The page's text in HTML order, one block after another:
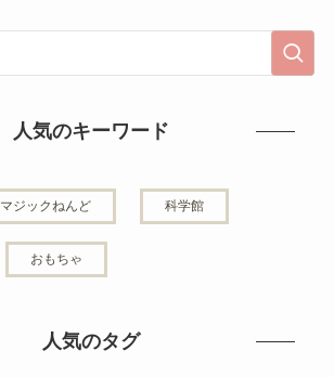
人気のキーワード
マジックねんど 科学館
おもちゃ
人気のタグ